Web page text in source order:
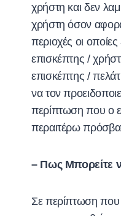
χρήστη και δεν
χρήστη όσον
περιοχές οι
επισκέπτης /
επισκέπτης /
να τον
περίπτωση που ο
περαιτέρω
– Πως Μπορείτε
Σε περίπτωση που